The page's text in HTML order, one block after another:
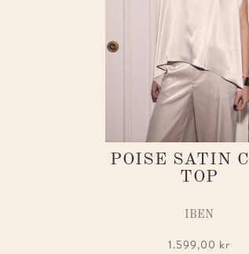
POISE SATIN
TOP
IBEN
1.599,00 kr